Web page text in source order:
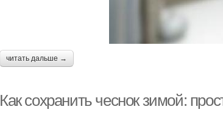
читать дальше →
Как сохранить чеснок зимой: